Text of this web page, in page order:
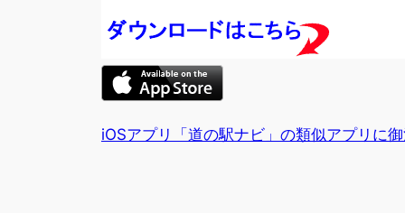
iOSアプリ「道の駅ナビ」の類似アプリに